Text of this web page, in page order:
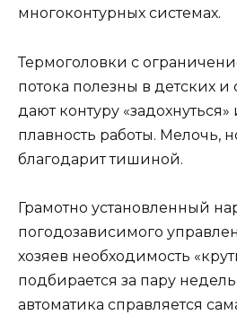
многоконтурных системах.
Термоголовки с
потока полезны в детских
дают контуру
плавность работы. Мелочь,
благодарит тишиной.
Грамотно установленный
погодозависимого
хозяев необходимость
подбирается за пару
автоматика справляется